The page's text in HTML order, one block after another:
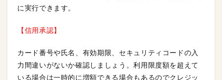
に実行できます。
【信用承認】
カード番号や氏名、有効期限、セキュリティコードの入
力間違いがないか確認しましょう。利用限度額を超えて
いる場合は一時的に増額できる場合もあるのでクレジッ